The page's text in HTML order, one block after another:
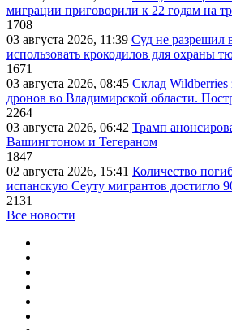
миграции приговорили к 22 годам на
1708
03 августа 2026, 11:39 Суд не разрешил
использовать крокодилов для охраны
1671
03 августа 2026, 08:45 Склад Wildberries
дронов во Владимирской области.
2264
03 августа 2026, 06:42 Трамп
Вашингтоном и Тегераном
1847
02 августа 2026, 15:41 Количество
испанскую Сеуту мигрантов достигло
2131
Все новости